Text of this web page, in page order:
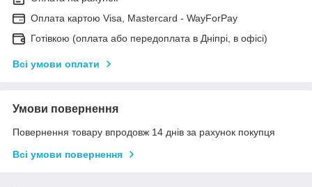
Оплата картою Visa, Mastercard - WayForPay
Готівкою (оплата або передоплата в Дніпрі, в офісі)
Всі умови оплати
Умови повернення
Повернення товару впродовж 14 днів за рахунок покупця
Всі умови повернення